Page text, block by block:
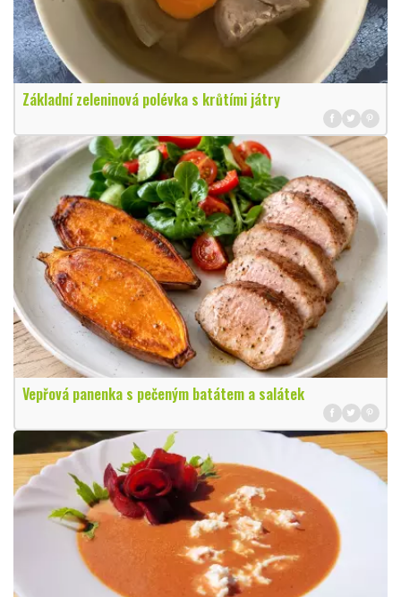
Základní zeleninová polévka s krůtími játry
Vepřová panenka s pečeným batátem a salátek